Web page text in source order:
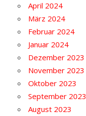
April 2024
März 2024
Februar 2024
Januar 2024
Dezember 2023
November 2023
Oktober 2023
September 2023
August 2023